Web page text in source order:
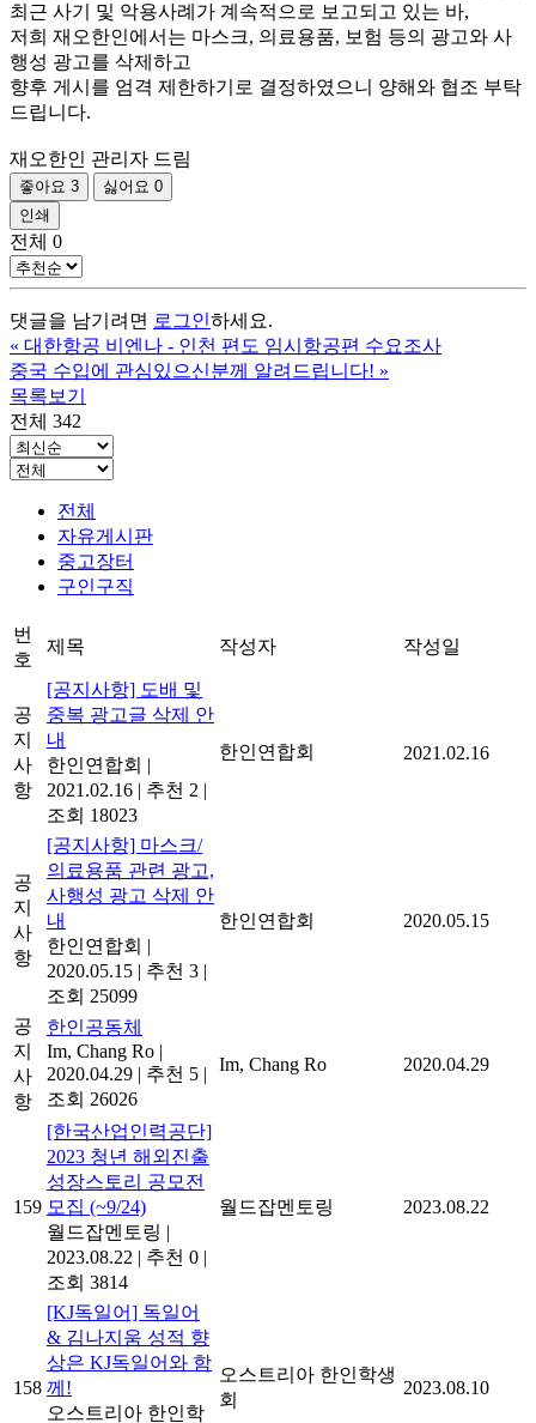
최근 사기 및 악용사례가 계속적으로 보고되고 있는 바,
저희 재오한인에서는 마스크, 의료용품, 보험 등의 광고와 사
행성 광고를 삭제하고
향후 게시를 엄격 제한하기로 결정하였으니 양해와 협조 부탁
드립니다.
재오한인 관리자 드림
좋아요 3 싫어요 0
인쇄
전체 0
댓글을 남기려면 로그인하세요.
« 대한항공 비엔나 - 인천 편도 임시항공편 수요조사
중국 수입에 관심있으신분께 알려드립니다! »
목록보기
전체 342
전체
자유게시판
중고장터
구인구직
번
호
제목 작성자 작성일
공
지
사
항
[공지사항] 도배 및
중복 광고글 삭제 안
내
한인연합회 |
2021.02.16 | 추천 2 |
조회 18023
한인연합회 2021.02.16
공
지
사
항
[공지사항] 마스크/
의료용품 관련 광고,
사행성 광고 삭제 안
내
한인연합회 |
2020.05.15 | 추천 3 |
조회 25099
한인연합회 2020.05.15
공
지
사
항
한인공동체
Im, Chang Ro |
2020.04.29 | 추천 5 |
조회 26026
Im, Chang Ro 2020.04.29
159
[한국산업인력공단]
2023 청년 해외진출
성장스토리 공모전
모집 (~9/24)
월드잡멘토링 |
2023.08.22 | 추천 0 |
조회 3814
월드잡멘토링 2023.08.22
158
[KJ독일어] 독일어
& 김나지움 성적 향
상은 KJ독일어와 함
께!
오스트리아 한인학
오스트리아 한인학생
회
2023.08.10